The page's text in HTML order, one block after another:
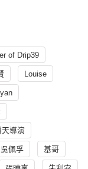
of Drip39
Louise
導演
吳佩孚 基哥